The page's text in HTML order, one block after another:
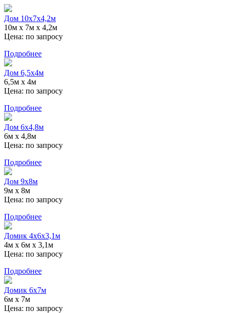
Дом 10x7x4,2м
10м x 7м x 4,2м
Цена: по запросу
Подробнее
Дом 6,5х4м
6,5м х 4м
Цена: по запросу
Подробнее
Дом 6х4,8м
6м х 4,8м
Цена: по запросу
Подробнее
Дом 9х8м
9м х 8м
Цена: по запросу
Подробнее
Домик 4х6х3,1м
4м х 6м х 3,1м
Цена: по запросу
Подробнее
Домик 6х7м
6м х 7м
Цена: по запросу